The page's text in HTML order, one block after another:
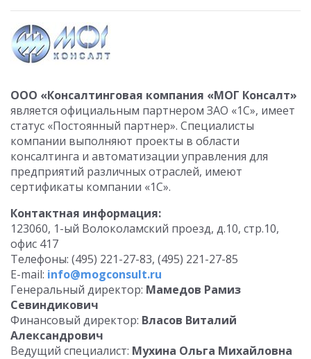
ООО «Консалтинговая компания «МОГ Консалт»
является официальным партнером ЗАО «1С», имеет
статус «Постоянный партнер». Специалисты
компании выполняют проекты в области
консалтинга и автоматизации управления для
предприятий различных отраслей, имеют
сертификаты компании «1С».
Контактная информация:
123060, 1-ый Волоколамский проезд, д.10, стр.10,
офис 417
Телефоны: (495) 221-27-83, (495) 221-27-85
E-mail: info@mogconsult.ru
Генеральный директор: Мамедов Рамиз
Севиндикович
Финансовый директор: Власов Виталий
Александрович
Ведущий специалист: Мухина Ольга Михайловна